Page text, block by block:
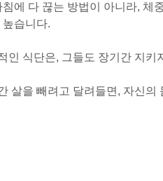
에 다 끊는 방법이 아니라, 체
습니다.
인 식단은, 그들도 장기간 지키
살을 빼려고 달려들면, 자신